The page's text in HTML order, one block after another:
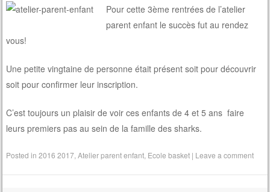
Pour cette 3ème rentrées de l’atelier
parent enfant le succès fut au rendez
vous!
Une petite vingtaine de personne était présent soit pour découvrir
soit pour confirmer leur inscription.
C’est toujours un plaisir de voir ces enfants de 4 et 5 ans faire
leurs premiers pas au sein de la famille des sharks.
Posted in2016 2017 ,Atelier parent enfant Ecole basket | Leave a comment